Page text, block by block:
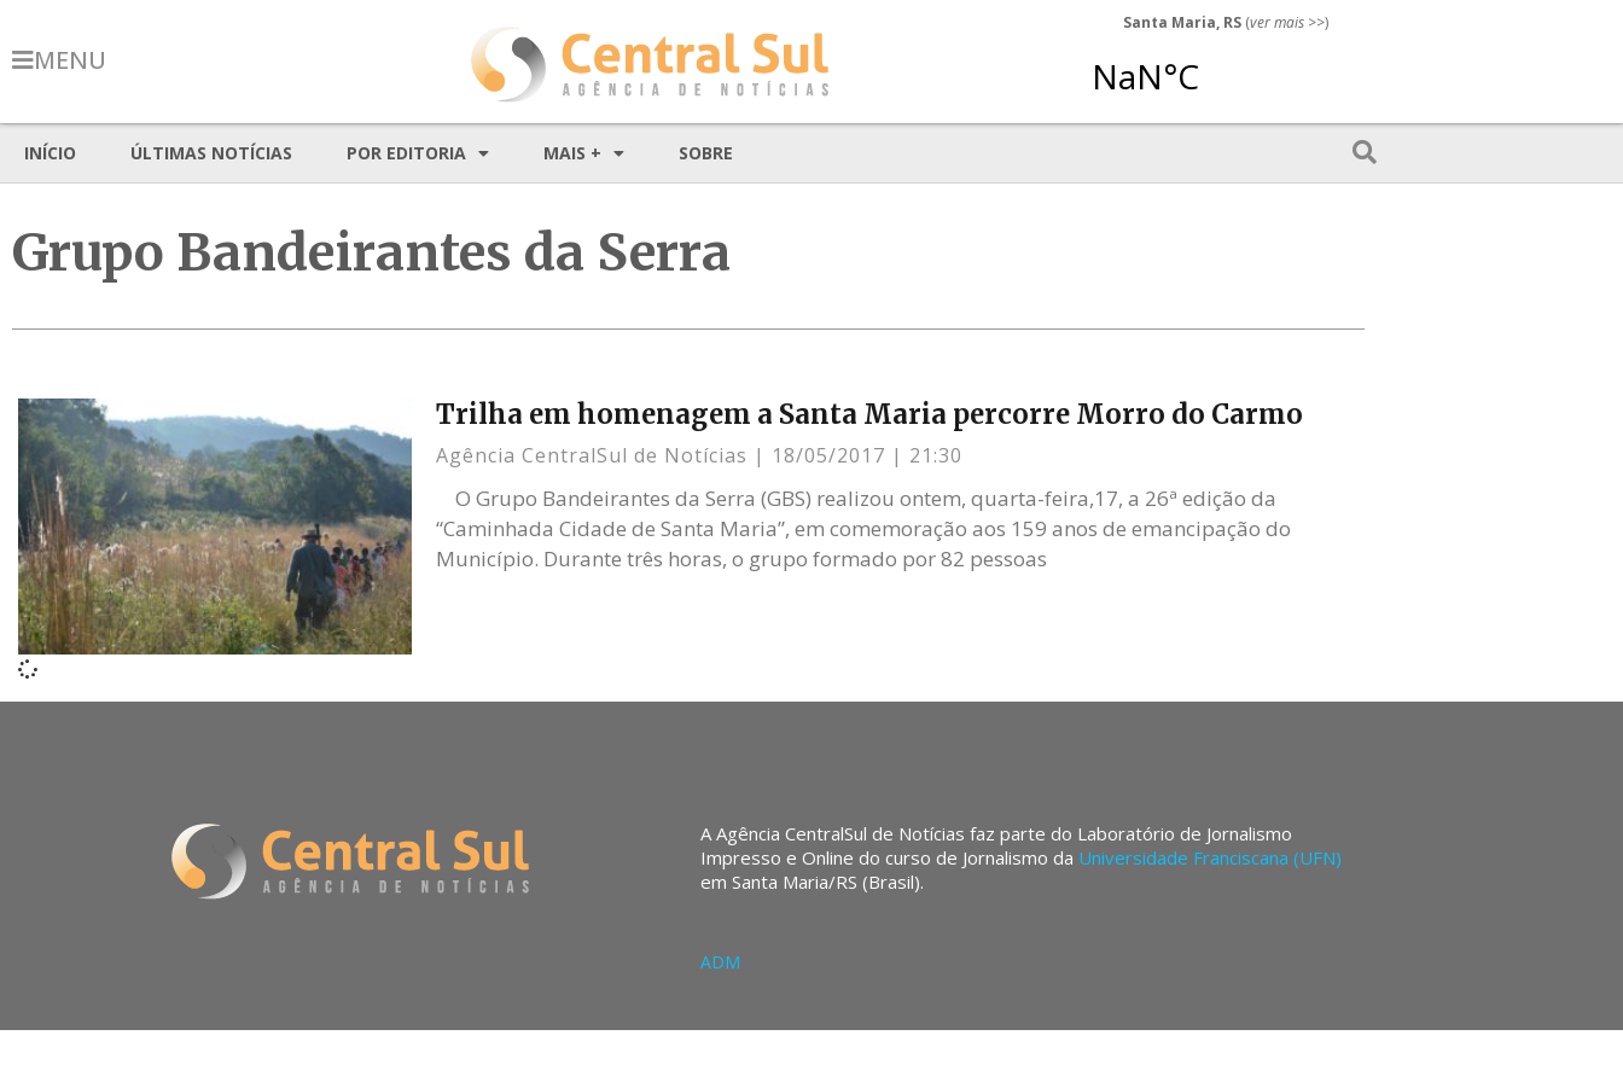
MENU
Santa Maria, RS (ver mais >>)
INÍCIO ÚLTIMAS NOTÍCIAS POR EDITORIA MAIS + SOBRE
Grupo Bandeirantes da Serra
Trilha em homenagem a Santa Maria percorre Morro do Carmo
Agência CentralSul de Notícias 18/05/2017 21:30
O Grupo Bandeirantes da Serra (GBS) realizou ontem, quarta-feira,17, a 26ª edição da
“Caminhada Cidade de Santa Maria”, em comemoração aos 159 anos de emancipação do
Município. Durante três horas, o grupo formado por 82 pessoas
A Agência CentralSul de Notícias faz parte do Laboratório de Jornalismo
Impresso e Online do curso de Jornalismo da Universidade Franciscana (UFN)
em Santa Maria/RS (Brasil).
ADM